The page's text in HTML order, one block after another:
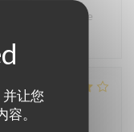
让您
。
à Arras on passe